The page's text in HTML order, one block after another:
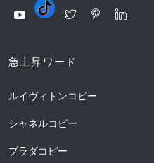
急上昇ワード
ルイヴィトンコピー
シャネルコピー
プラダコピー